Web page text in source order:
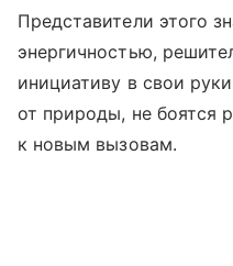
Представители этого
энергичностью,
инициативу в свои
от природы, не боятся
к новым вызовам.